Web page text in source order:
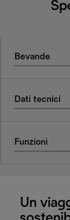
Bevande
Dati tecnici
Funzioni
Un